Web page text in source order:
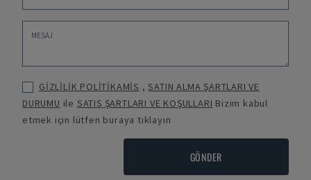
GİZLİLİK POLİTİKAMİS ,SATIN ALMA ŞARTLARI VE
DURUMU ile SATIŞ ŞARTLARI VE KOŞULLARI Bizim kabul
etmek için lütfen buraya tıklayın
GÖNDER